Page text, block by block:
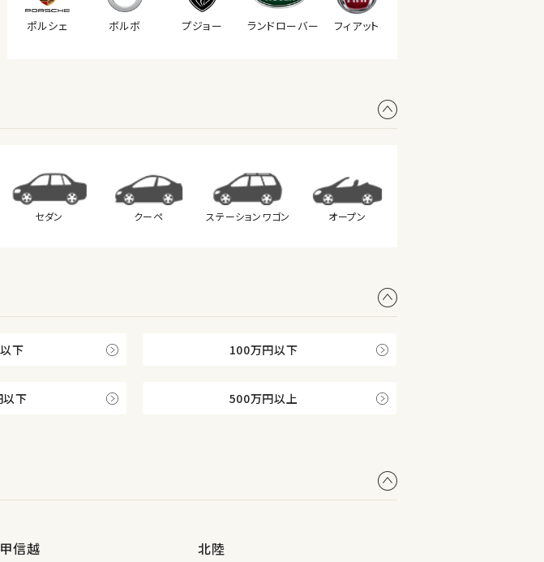
ポルシェ ボルボ プジョー ランドローバー フィアット
セダン クーペ ステーション ワゴン オープン
下 100万円以下
下 500万円以上
甲信越 北陸